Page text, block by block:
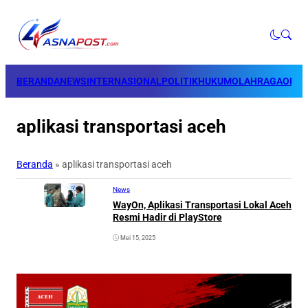
BERANDANEWSINTERNASIONALPOLITIKHUKUMOLAHRAGAOPINI
aplikasi transportasi aceh
Beranda » aplikasi transportasi aceh
News
WayOn, Aplikasi Transportasi Lokal Aceh
Resmi Hadir di PlayStore
Mei 15, 2025